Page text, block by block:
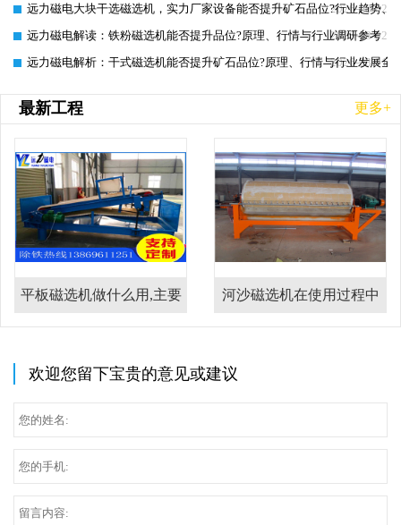
2026-08-02
远力磁电大块干选磁选机，实力厂家设备能否提升矿石品位?行业趋势、
2026-08-02
远力磁电解读：铁粉磁选机能否提升品位?原理、行情与行业调研参考
2026-08-01
远力磁电解析：干式磁选机能否提升矿石品位?原理、行情与行业发展全
最新工程 更多+
平板磁选机做什么用,主要
用在什么物料上
河沙磁选机在使用过程中
的注意事项
欢迎您留下宝贵的意见或建议